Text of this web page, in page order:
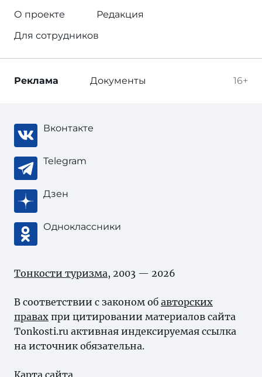
О проекте
Редакция
Для сотрудников
16+
Реклама Документы
Вконтакте
Telegram
Дзен
Одноклассники
Тонкости туризма, 2003 — 2026
В соответствии с законом об авторских
правах при цитировании материалов сайта
Tonkosti.ru активная индексируемая ссылка
на источник обязательна.
Карта сайта